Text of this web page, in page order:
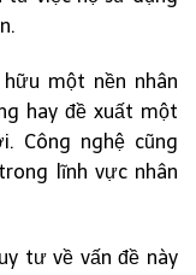
một nền nhân
hay đề xuất một
Công nghệ cũng
lĩnh vực nhân
tư về vấn đề này